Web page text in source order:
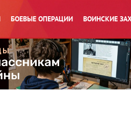
БОЕВЫЕ ОПЕРАЦИИ ВОИНСКИЕ